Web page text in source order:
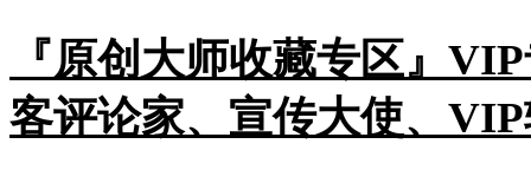
『原创大师收藏专区』
客评论家、宣传大使、